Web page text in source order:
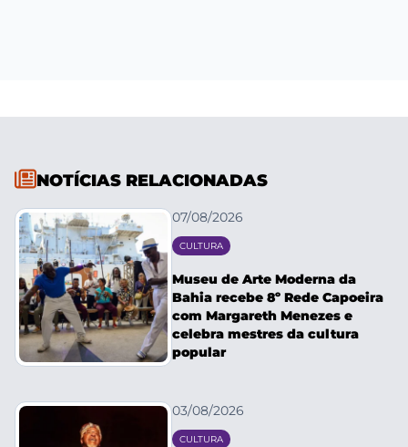
NOTÍCIAS RELACIONADAS
07/08/2026
CULTURA
Museu de Arte Moderna da
Bahia recebe 8º Rede Capoeira
com Margareth Menezes e
celebra mestres da cultura
popular
03/08/2026
CULTURA